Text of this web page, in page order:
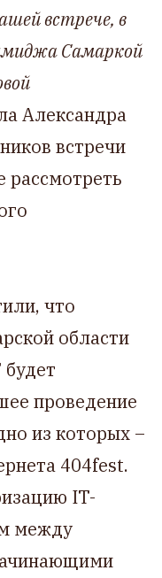
встрече, в
Самаркой
Александра
встречи
рассмотреть
что
области
проведение
из которых –
404fest.
IT-
между